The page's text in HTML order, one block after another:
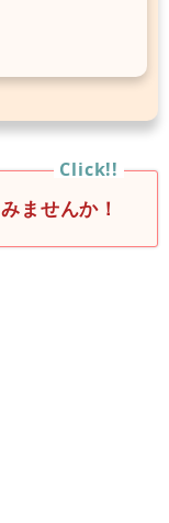
ませんか！